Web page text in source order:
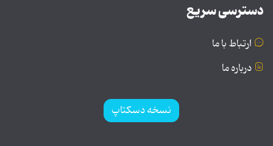
دسترسی سریع
ارتباط با ما
درباره ما
نسخه دسکتاپ